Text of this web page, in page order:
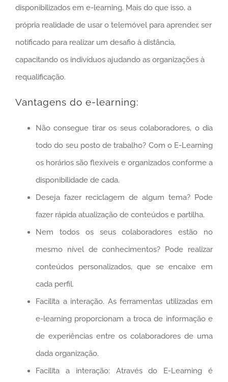
disponibilizados em e-learning. Mais do que isso, a
própria realidade de usar o telemóvel para aprender, ser
notificado para realizar um desafio à distância,
capacitando os indivíduos ajudando as organizações à
requalificação.
Vantagens do e-learning:
Não consegue tirar os seus colaboradores, o dia
todo do seu posto de trabalho? Com o E-Learning
os horários são flexíveis e organizados conforme a
disponibilidade de cada.
Deseja fazer reciclagem de algum tema? Pode
fazer rápida atualização de conteúdos e partilha.
Nem todos os seus colaboradores estão no
mesmo nível de conhecimentos? Pode realizar
conteúdos personalizados, que se encaixe em
cada perfil.
Facilita a interação. As ferramentas utilizadas em
e-learning proporcionam a troca de informação e
de experiências entre os colaboradores de uma
dada organização.
Facilita a interação: Através do E-Learning é